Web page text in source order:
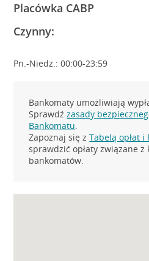
Placówka CABP
Czynny:
Pn.-Niedz.: 00:00-23:59
Bankomaty umożliwiają
Sprawdźzasady
Bankomatu.
Zapoznaj się zTabelą opłat i
sprawdzić opłaty związane z
bankomatów.